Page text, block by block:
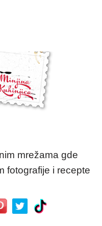
mrežama gde
fotografije i recepte